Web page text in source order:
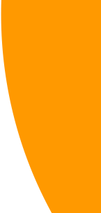
Tibbiyot Instituti
(FAQ)